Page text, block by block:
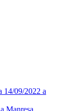
14/09/2022 a
Manresa